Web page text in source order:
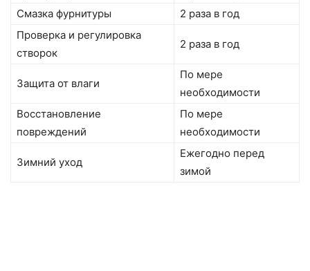
Смазка фурнитуры
2 раза в год
Проверка и регулировка
створок
2 раза в год
Защита от влаги
По мере
необходимости
Восстановление
повреждений
По мере
необходимости
Зимний уход
Ежегодно перед
зимой